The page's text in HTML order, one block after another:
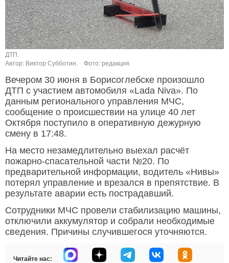
ДТП.
Автор: Виктор Субботин.
Фото: редакция.
Вечером 30 июня в Борисоглебске произошло
ДТП с участием автомобиля «Lada Niva». По
данным регионального управления МЧС,
сообщение о происшествии на улице 40 лет
Октября поступило в оперативную дежурную
смену в 17:48.
На место незамедлительно выехал расчёт
пожарно-спасательной части №20. По
предварительной информации, водитель «Нивы»
потерял управление и врезался в препятствие. В
результате аварии есть пострадавший.
Сотрудники МЧС провели стабилизацию машины,
отключили аккумулятор и собрали необходимые
сведения. Причины случившегося уточняются.
Читайте нас: